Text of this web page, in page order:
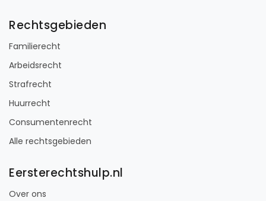
Rechtsgebieden
Familierecht
Arbeidsrecht
Strafrecht
Huurrecht
Consumentenrecht
Alle rechtsgebieden
Eersterechtshulp.nl
Over ons